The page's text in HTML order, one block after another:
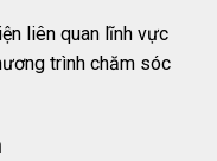
liên quan lĩnh vực
trình chăm sóc